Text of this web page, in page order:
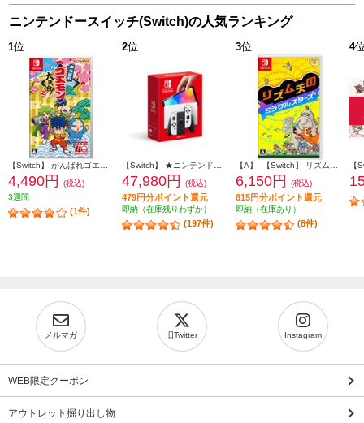
ニンテンドースイッチ(Switch)の人気ランキング
1位
4,490円
(税込)
3週間
(1件)
2位
47,980円 (税込)
479円分ポイント還元
即納（在庫残りわずか）
(197件)
3位
6,150円 (税込)
615円分ポイント還元
即納（在庫あり）
(8件)
4
メルマガ 旧Twitter Instagram
WEB限定クーポン
アウトレット掘り出し物